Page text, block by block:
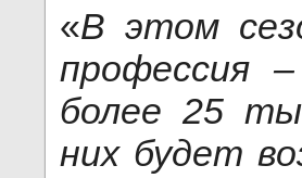
«В этом
профессия
более 25
них будет